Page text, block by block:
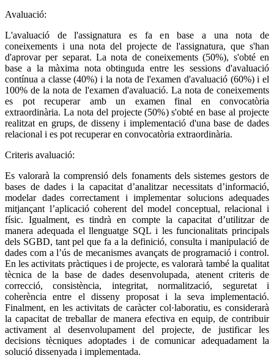
Avaluació:
L'avaluació de l'assignatura es fa en base a una nota de
coneixements i una nota del projecte de l'assignatura, que s'han
d'aprovar per separat. La nota de coneixements (50%), s'obté en
base a la màxima nota obtinguda entre les sessions d'avaluació
contínua a classe (40%) i la nota de l'examen d'avaluació (60%) i el
100% de la nota de l'examen d'avaluació. La nota de coneixements
es pot recuperar amb un examen final en convocatòria
extraordinària. La nota del projecte (50%) s'obté en base al projecte
realitzat en grups, de disseny i implementació d'una base de dades
relacional i es pot recuperar en convocatòria extraordinària.
Criteris avaluació:
Es valorarà la comprensió dels fonaments dels sistemes gestors de
bases de dades i la capacitat d’analitzar necessitats d’informació,
modelar dades correctament i implementar solucions adequades
mitjançant l’aplicació coherent del model conceptual, relacional i
físic. Igualment, es tindrà en compte la capacitat d’utilitzar de
manera adequada el llenguatge SQL i les funcionalitats principals
dels SGBD, tant pel que fa a la definició, consulta i manipulació de
dades com a l’ús de mecanismes avançats de programació i control.
En les activitats pràctiques i de projecte, es valorarà també la qualitat
tècnica de la base de dades desenvolupada, atenent criteris de
correcció, consistència, integritat, normalització, seguretat i
coherència entre el disseny proposat i la seva implementació.
Finalment, en les activitats de caràcter col·laboratiu, es considerarà
la capacitat de treballar de manera efectiva en equip, de contribuir
activament al desenvolupament del projecte, de justificar les
decisions tècniques adoptades i de comunicar adequadament la
solució dissenyada i implementada.